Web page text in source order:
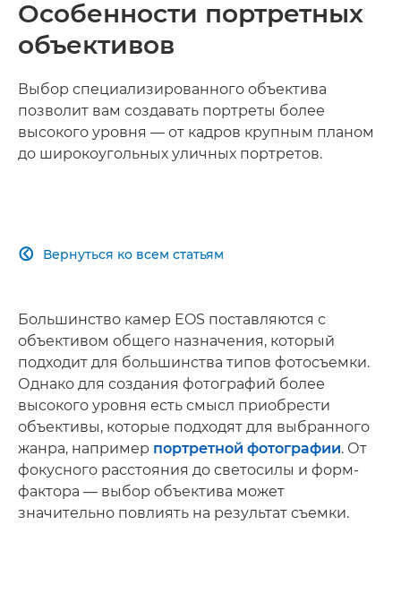
Особенности портретных
объективов
Выбор специализированного объектива
позволит вам создавать портреты более
высокого уровня — от кадров крупным планом
до широкоугольных уличных портретов.
Вернуться ко всем статьям

Большинство камер EOS поставляются с
объективом общего назначения, который
подходит для большинства типов фотосъемки.
Однако для создания фотографий более
высокого уровня есть смысл приобрести
объективы, которые подходят для выбранного
жанра, например портретной фотографии. От
фокусного расстояния до светосилы и форм-
фактора — выбор объектива может
значительно повлиять на результат съемки.